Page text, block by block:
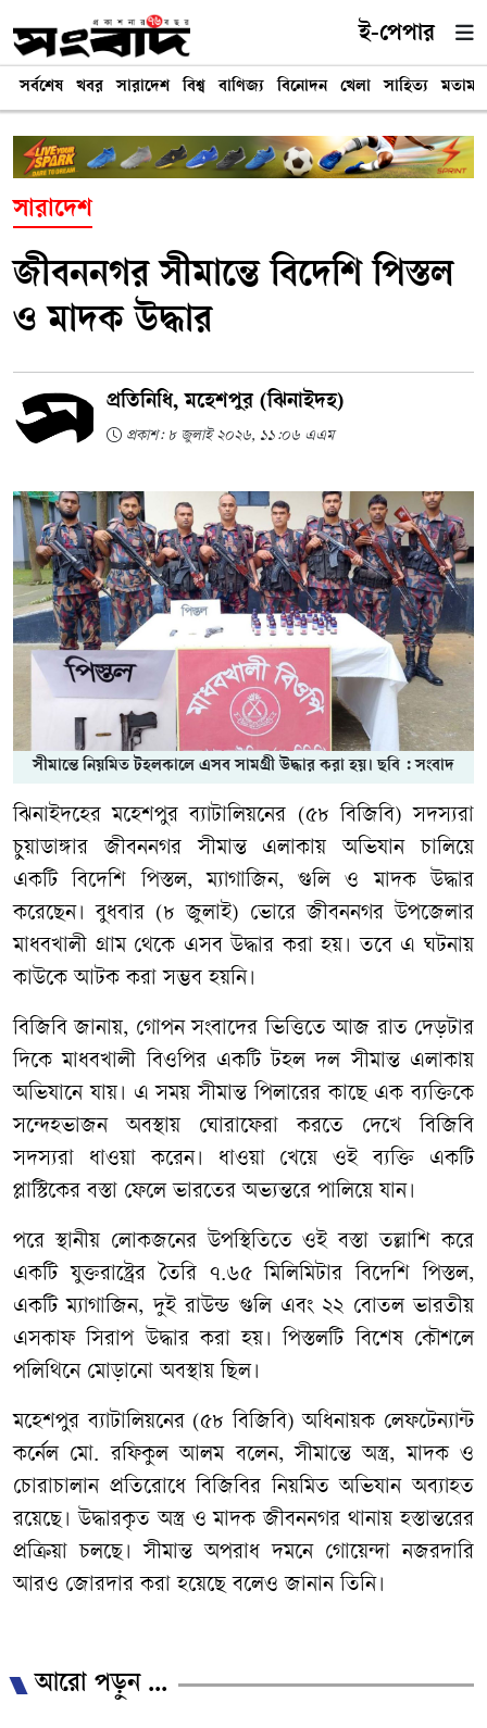
ই-পেপার
সর্বশেষ খবর সারাদেশ বিশ্ব বাণিজ্য বিনোদন খেলা সাহিত্য মতামত
সারাদেশ
জীবননগর সীমান্তে বিদেশি পিস্তল
ও মাদক উদ্ধার
প্রতিনিধি, মহেশপুর (ঝিনাইদহ)
প্রকাশ: ৮ জুলাই ২০২৬, ১১:০৬ এএম
সীমান্তে নিয়মিত টহলকালে এসব সামগ্রী উদ্ধার করা হয়। ছবি : সংবাদ
ঝিনাইদহের মহেশপুর ব্যাটালিয়নের (৫৮ বিজিবি) সদস্যরা
চুয়াডাঙ্গার জীবননগর সীমান্ত এলাকায় অভিযান চালিয়ে
একটি বিদেশি পিস্তল, ম্যাগাজিন, গুলি ও মাদক উদ্ধার
করেছেন। বুধবার (৮ জুলাই) ভোরে জীবননগর উপজেলার
মাধবখালী গ্রাম থেকে এসব উদ্ধার করা হয়। তবে এ ঘটনায়
কাউকে আটক করা সম্ভব হয়নি।
বিজিবি জানায়, গোপন সংবাদের ভিত্তিতে আজ রাত দেড়টার
দিকে মাধবখালী বিওপির একটি টহল দল সীমান্ত এলাকায়
অভিযানে যায়। এ সময় সীমান্ত পিলারের কাছে এক ব্যক্তিকে
সন্দেহভাজন অবস্থায় ঘোরাফেরা করতে দেখে বিজিবি
সদস্যরা ধাওয়া করেন। ধাওয়া খেয়ে ওই ব্যক্তি একটি
প্লাস্টিকের বস্তা ফেলে ভারতের অভ্যন্তরে পালিয়ে যান।
পরে স্থানীয় লোকজনের উপস্থিতিতে ওই বস্তা তল্লাশি করে
একটি যুক্তরাষ্ট্রের তৈরি ৭.৬৫ মিলিমিটার বিদেশি পিস্তল,
একটি ম্যাগাজিন, দুই রাউন্ড গুলি এবং ২২ বোতল ভারতীয়
এসকাফ সিরাপ উদ্ধার করা হয়। পিস্তলটি বিশেষ কৌশলে
পলিথিনে মোড়ানো অবস্থায় ছিল।
মহেশপুর ব্যাটালিয়নের (৫৮ বিজিবি) অধিনায়ক লেফটেন্যান্ট
কর্নেল মো. রফিকুল আলম বলেন, সীমান্তে অস্ত্র, মাদক ও
চোরাচালান প্রতিরোধে বিজিবির নিয়মিত অভিযান অব্যাহত
রয়েছে। উদ্ধারকৃত অস্ত্র ও মাদক জীবননগর থানায় হস্তান্তরের
প্রক্রিয়া চলছে। সীমান্ত অপরাধ দমনে গোয়েন্দা নজরদারি
আরও জোরদার করা হয়েছে বলেও জানান তিনি।
আরো পড়ুন ...